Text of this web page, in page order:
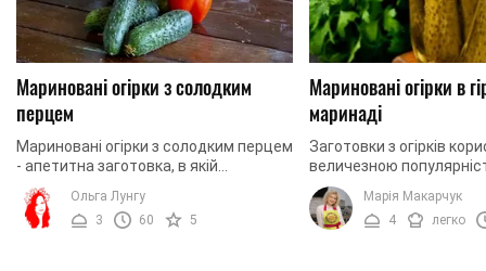
Мариновані огірки з солодким
перцем
Мариновані огірки з солодким перцем
- апетитна заготовка, в якій
м'ясистий болгарський перець і
хрусткі огірки створюють вдале
смакове поєднання. Ця ...
Ольга Лунгу
3
60 5
Мариновані огірки в
маринаді
Заготовки з огірків
величезною
господинь, тому
приготування з кожним
з'являється все
Марія Макарчук
4
легко